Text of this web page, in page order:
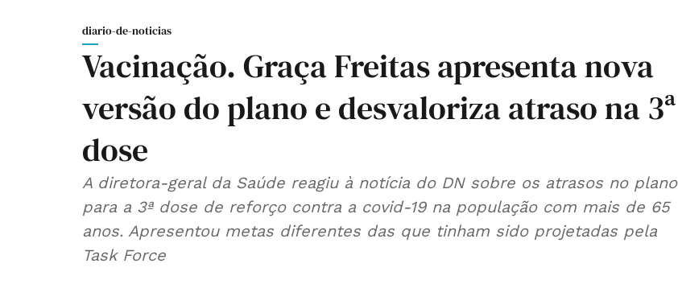
diario-de-noticias
Vacinação. Graça Freitas apresenta nova
versão do plano e desvaloriza atraso na 3ª
dose
A diretora-geral da Saúde reagiu à notícia do DN sobre os atrasos no plano
para a 3ª dose de reforço contra a covid-19 na população com mais de 65
anos. Apresentou metas diferentes das que tinham sido projetadas pela
Task Force